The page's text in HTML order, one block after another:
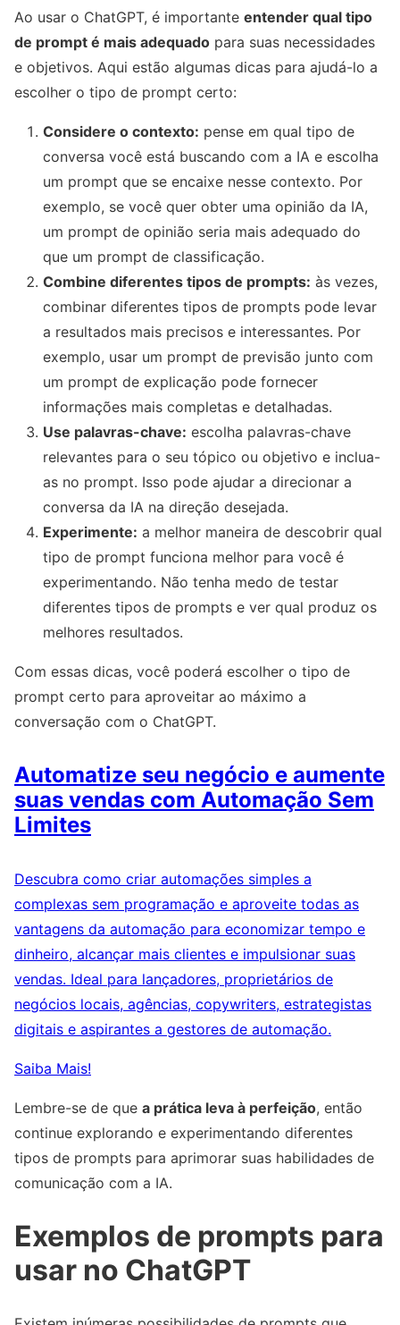
Ao usar o ChatGPT, é importante entender qual tipo
de prompt é mais adequado para suas necessidades
e objetivos. Aqui estão algumas dicas para ajudá-lo a
escolher o tipo de prompt certo:
Considere o contexto: pense em qual tipo de
conversa você está buscando com a IA e escolha
um prompt que se encaixe nesse contexto. Por
exemplo, se você quer obter uma opinião da IA,
um prompt de opinião seria mais adequado do
que um prompt de classificação.
Combine diferentes tipos de prompts: às vezes,
combinar diferentes tipos de prompts pode levar
a resultados mais precisos e interessantes. Por
exemplo, usar um prompt de previsão junto com
um prompt de explicação pode fornecer
informações mais completas e detalhadas.
Use palavras-chave: escolha palavras-chave
relevantes para o seu tópico ou objetivo e inclua-
as no prompt. Isso pode ajudar a direcionar a
conversa da IA na direção desejada.
Experimente: a melhor maneira de descobrir qual
tipo de prompt funciona melhor para você é
experimentando. Não tenha medo de testar
diferentes tipos de prompts e ver qual produz os
melhores resultados.
Com essas dicas, você poderá escolher o tipo de
prompt certo para aproveitar ao máximo a
conversação com o ChatGPT.
Automatize seu negócio e aumente
suas vendas com Automação Sem
Limites
Descubra como criar automações simples a
complexas sem programação e aproveite todas as
vantagens da automação para economizar tempo e
dinheiro, alcançar mais clientes e impulsionar suas
vendas. Ideal para lançadores, proprietários de
negócios locais, agências, copywriters, estrategistas
digitais e aspirantes a gestores de automação.
Saiba Mais!
Lembre-se de que a prática leva à perfeição, então
continue explorando e experimentando diferentes
tipos de prompts para aprimorar suas habilidades de
comunicação com a IA.
Exemplos de prompts para
usar no ChatGPT